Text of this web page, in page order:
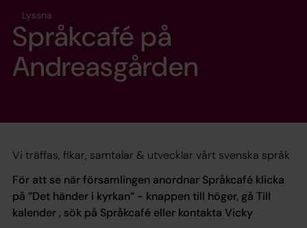
Lyssna
Språkcafé på
Andreasgården
Vi träffas, fikar, samtalar & utvecklar vårt svenska språk
För att se när församlingen anordnar Språkcafé klicka
på ”Det händer i kyrkan” - knappen till höger, gå Till
kalender , sök på Språkcafé eller kontakta Vicky